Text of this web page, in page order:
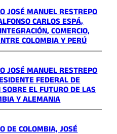
JOSÉ MANUEL RESTREPO
CARLOS ESPÁ,
COMERCIO,
COLOMBIA Y PERÚ
JOSÉ MANUEL RESTREPO
FEDERAL DE
EL FUTURO DE LAS
Y ALEMANIA
DE COLOMBIA, JOSÉ